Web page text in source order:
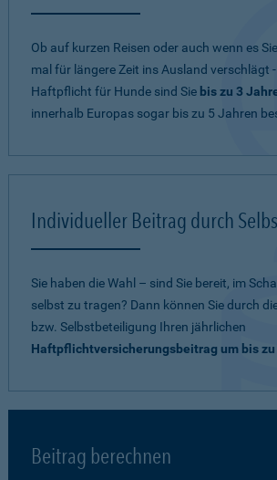
Ob auf kurzen Reisen oder auch wenn es
mal für längere Zeit ins Ausland verschlägt
Haftpflicht für Hunde sind Sie bis zu 3
innerhalb Europas sogar bis zu 5 Jahren
Individueller Beitrag durch
Sie haben die Wahl – sind Sie bereit, im
selbst zu tragen? Dann können Sie durch
bzw. Selbstbeteiligung Ihren jährlichen
Haftpflichtversicherungsbeitrag um bis zu
Beitrag berechnen